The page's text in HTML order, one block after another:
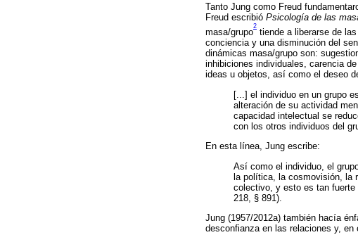
Tanto Jung como Freud
Freud escribió Psicología de las
masa/grupo
2
tiende a liberarse de
conciencia y una disminución del
dinámicas masa/grupo son:
inhibiciones individuales, carencia
ideas u objetos, así como el deseo
[...] el individuo en un grupo
alteración de su actividad
capacidad intelectual se
con los otros individuos del
En esta línea, Jung escribe:
Así como el individuo, el
la política, la cosmovisión, la
colectivo, y esto es tan fuerte
218, § 891).
Jung (1957/2012a) también hacía
desconfianza en las relaciones y,